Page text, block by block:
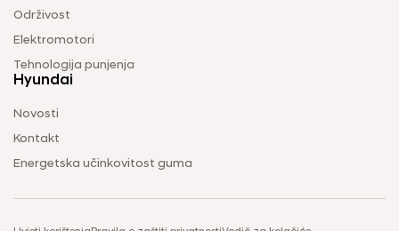
Održivost
Elektromotori
Tehnologija punjenja
Hyundai
Novosti
Kontakt
Energetska učinkovitost guma